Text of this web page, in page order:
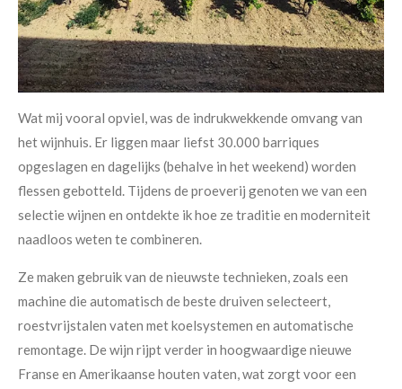
Wat mij vooral opviel, was de indrukwekkende omvang van
het wijnhuis. Er liggen maar liefst 30.000 barriques
opgeslagen en dagelijks (behalve in het weekend) worden
flessen gebotteld. Tijdens de proeverij genoten we van een
selectie wijnen en ontdekte ik hoe ze traditie en moderniteit
naadloos weten te combineren.
Ze maken gebruik van de nieuwste technieken, zoals een
machine die automatisch de beste druiven selecteert,
roestvrijstalen vaten met koelsystemen en automatische
remontage. De wijn rijpt verder in hoogwaardige nieuwe
Franse en Amerikaanse houten vaten, wat zorgt voor een